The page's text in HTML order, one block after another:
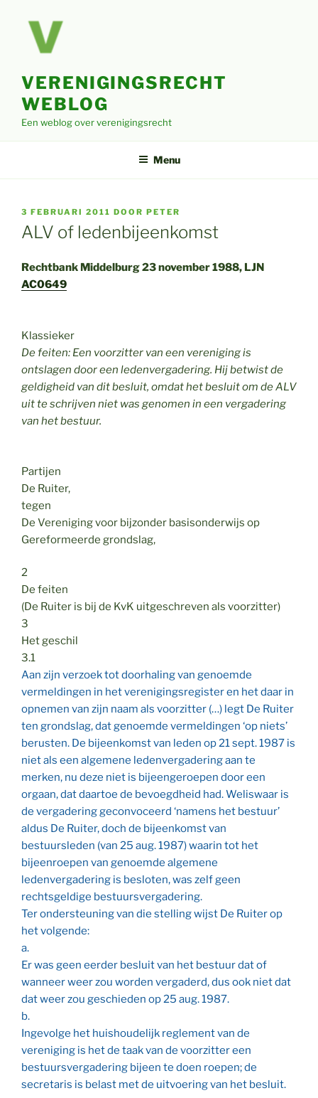
VERENIGINGSRECHT
WEBLOG
Een weblog over verenigingsrecht
Menu
GEPLAATST
OP
3 FEBRUARI 2011 DOOR PETER
ALV of ledenbijeenkomst
Rechtbank Middelburg 23 november 1988, LJN
AC0649
Klassieker
De feiten: Een voorzitter van een vereniging is
ontslagen door een ledenvergadering. Hij betwist de
geldigheid van dit besluit, omdat het besluit om de ALV
uit te schrijven niet was genomen in een vergadering
van het bestuur.
Partijen
De Ruiter,
tegen
De Vereniging voor bijzonder basisonderwijs op
Gereformeerde grondslag,
2
De feiten
(De Ruiter is bij de KvK uitgeschreven als voorzitter)
3
Het geschil
3.1
Aan zijn verzoek tot doorhaling van genoemde
vermeldingen in het verenigingsregister en het daar in
opnemen van zijn naam als voorzitter (…) legt De Ruiter
ten grondslag, dat genoemde vermeldingen ‘op niets’
berusten. De bijeenkomst van leden op 21 sept. 1987 is
niet als een algemene ledenvergadering aan te
merken, nu deze niet is bijeengeroepen door een
orgaan, dat daartoe de bevoegdheid had. Weliswaar is
de vergadering geconvoceerd ‘namens het bestuur’
aldus De Ruiter, doch de bijeenkomst van
bestuursleden (van 25 aug. 1987) waarin tot het
bijeenroepen van genoemde algemene
ledenvergadering is besloten, was zelf geen
rechtsgeldige bestuursvergadering.
Ter ondersteuning van die stelling wijst De Ruiter op
het volgende:
a.
Er was geen eerder besluit van het bestuur dat of
wanneer weer zou worden vergaderd, dus ook niet dat
dat weer zou geschieden op 25 aug. 1987.
b.
Ingevolge het huishoudelijk reglement van de
vereniging is het de taak van de voorzitter een
bestuursvergadering bijeen te doen roepen; de
secretaris is belast met de uitvoering van het besluit.